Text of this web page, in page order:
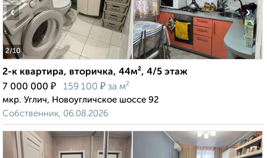
2/10
‹ ›
2-к квартира, вторичка, 44м², 4/5 этаж
7 000 000 ₽ 159 100 ₽ за м²
мкр. Углич, Новоугличское шоссе 92
Собственник, 06.08.2026